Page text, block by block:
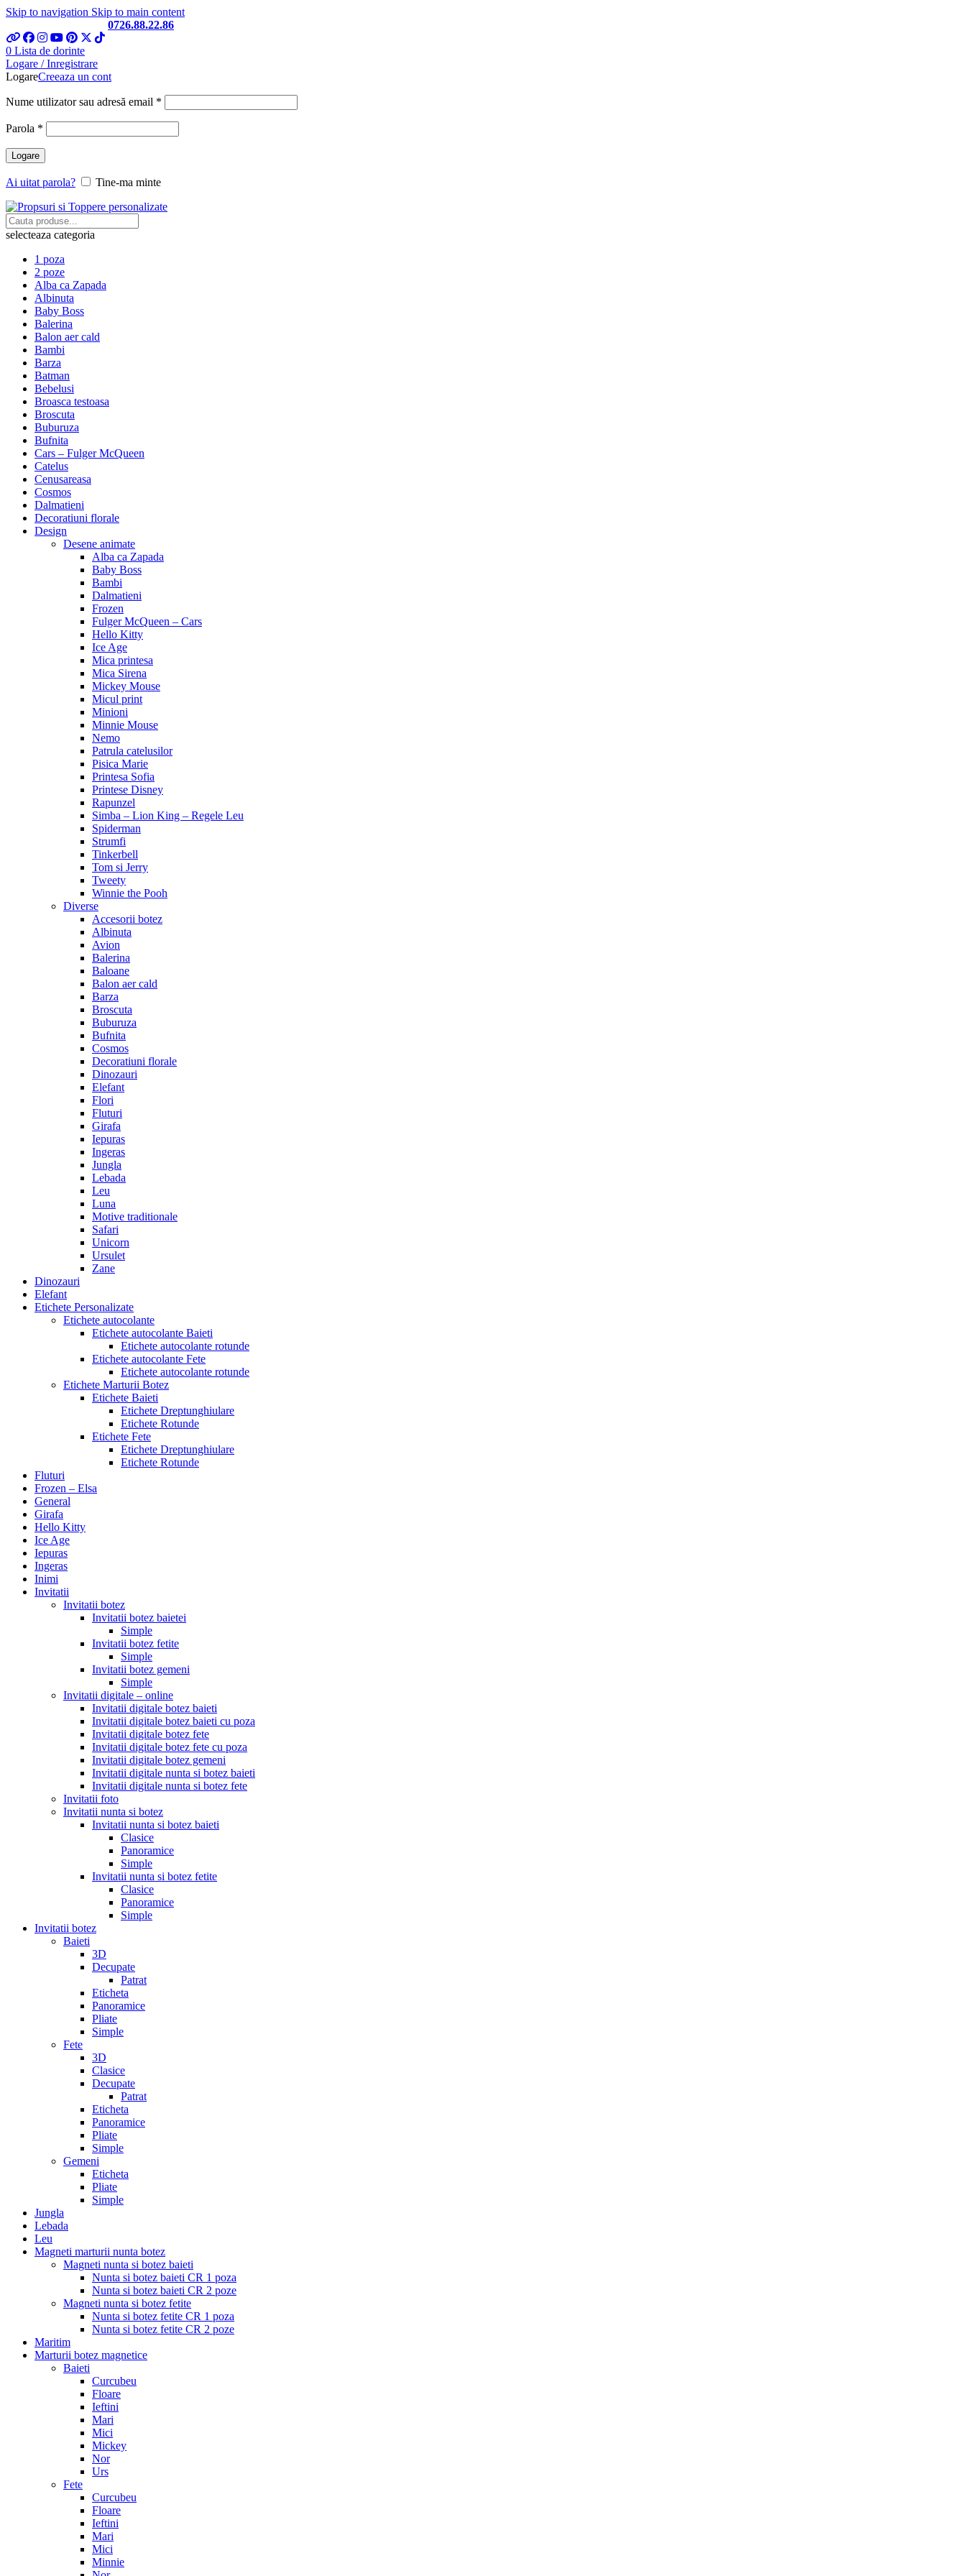
Skip to navigation Skip to main content
0726.88.22.86
0 Lista de dorinte
Logare / Inregistrare
LogareCreeaza un cont
Nume utilizator sau adresă email *
Parola *
Logare
Ai uitat parola? Tine-ma minte
selecteaza categoria
1 poza
2 poze
Alba ca Zapada
Albinuta
Baby Boss
Balerina
Balon aer cald
Bambi
Barza
Batman
Bebelusi
Broasca testoasa
Broscuta
Buburuza
Bufnita
Cars – Fulger McQueen
Catelus
Cenusareasa
Cosmos
Dalmatieni
Decoratiuni florale
Design
Desene animate
Alba ca Zapada
Baby Boss
Bambi
Dalmatieni
Frozen
Fulger McQueen – Cars
Hello Kitty
Ice Age
Mica printesa
Mica Sirena
Mickey Mouse
Micul print
Minioni
Minnie Mouse
Nemo
Patrula catelusilor
Pisica Marie
Printesa Sofia
Printese Disney
Rapunzel
Simba – Lion King – Regele Leu
Spiderman
Strumfi
Tinkerbell
Tom si Jerry
Tweety
Winnie the Pooh
Diverse
Accesorii botez
Albinuta
Avion
Balerina
Baloane
Balon aer cald
Barza
Broscuta
Buburuza
Bufnita
Cosmos
Decoratiuni florale
Dinozauri
Elefant
Flori
Fluturi
Girafa
Iepuras
Ingeras
Jungla
Lebada
Leu
Luna
Motive traditionale
Safari
Unicorn
Ursulet
Zane
Dinozauri
Elefant
Etichete Personalizate
Etichete autocolante
Etichete autocolante Baieti
Etichete autocolante rotunde
Etichete autocolante Fete
Etichete autocolante rotunde
Etichete Marturii Botez
Etichete Baieti
Etichete Dreptunghiulare
Etichete Rotunde
Etichete Fete
Etichete Dreptunghiulare
Etichete Rotunde
Fluturi
Frozen – Elsa
General
Girafa
Hello Kitty
Ice Age
Iepuras
Ingeras
Inimi
Invitatii
Invitatii botez
Invitatii botez baietei
Simple
Invitatii botez fetite
Simple
Invitatii botez gemeni
Simple
Invitatii digitale – online
Invitatii digitale botez baieti
Invitatii digitale botez baieti cu poza
Invitatii digitale botez fete
Invitatii digitale botez fete cu poza
Invitatii digitale botez gemeni
Invitatii digitale nunta si botez baieti
Invitatii digitale nunta si botez fete
Invitatii foto
Invitatii nunta si botez
Invitatii nunta si botez baieti
Clasice
Panoramice
Simple
Invitatii nunta si botez fetite
Clasice
Panoramice
Simple
Invitatii botez
Baieti
3D
Decupate
Patrat
Eticheta
Panoramice
Pliate
Simple
Fete
3D
Clasice
Decupate
Patrat
Eticheta
Panoramice
Pliate
Simple
Gemeni
Eticheta
Pliate
Simple
Jungla
Lebada
Leu
Magneti marturii nunta botez
Magneti nunta si botez baieti
Nunta si botez baieti CR 1 poza
Nunta si botez baieti CR 2 poze
Magneti nunta si botez fetite
Nunta si botez fetite CR 1 poza
Nunta si botez fetite CR 2 poze
Maritim
Marturii botez magnetice
Baieti
Curcubeu
Floare
Ieftini
Mari
Mici
Mickey
Nor
Urs
Fete
Curcubeu
Floare
Ieftini
Mari
Mici
Minnie